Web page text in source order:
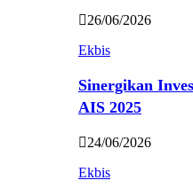
26/06/2026
Ekbis
Sinergikan
AIS 2025
24/06/2026
Ekbis